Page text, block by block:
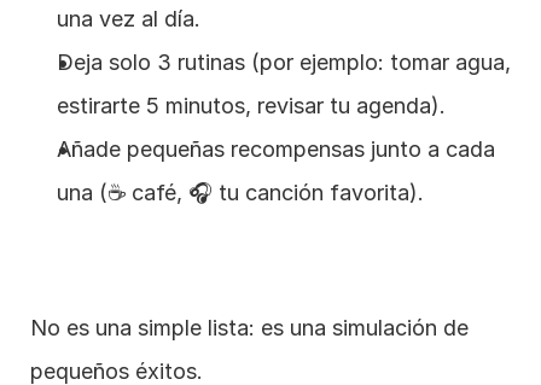
una vez al día.
Deja solo 3 rutinas (por ejemplo: tomar agua,
estirarte 5 minutos, revisar tu agenda).
Añade pequeñas recompensas junto a cada
una (☕ café, 🎧 tu canción favorita).
No es una simple lista: es una simulación de
pequeños éxitos.